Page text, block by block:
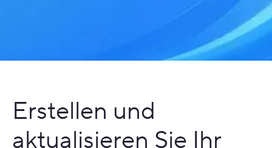
Erstellen und
aktualisieren Sie Ihr